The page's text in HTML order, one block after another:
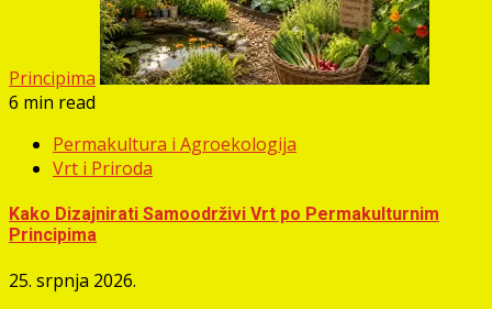
Principima
6 min read
Permakultura i Agroekologija
Vrt i Priroda
Kako Dizajnirati Samoodrživi Vrt po Permakulturnim
Principima
25. srpnja 2026.